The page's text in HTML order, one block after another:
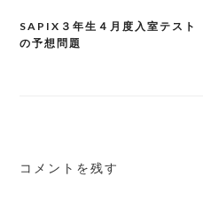
投
SAPIX３年生４月度入室テスト
の予想問題
コメントを残す